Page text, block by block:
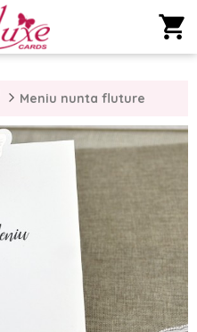
shopping_cart
Meniu nunta fluture